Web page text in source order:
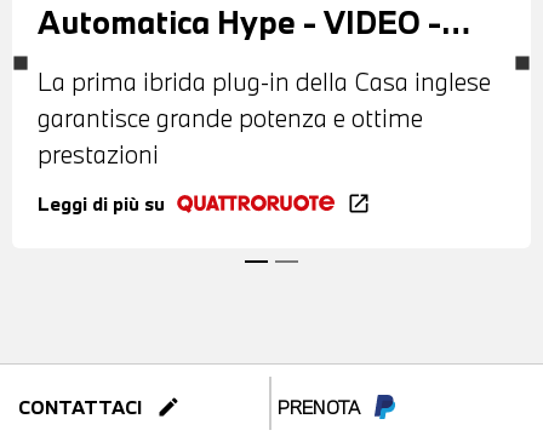
Automatica Hype - VIDEO -
Mini Countryman
La prima ibrida plug-in della Casa inglese
garantisce grande potenza e ottime
prestazioni
Leggi di più su open_in_new
CONTATTACI edit PRENOTA